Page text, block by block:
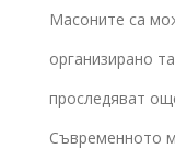
Масоните са
организирано
проследяват
Съвременното